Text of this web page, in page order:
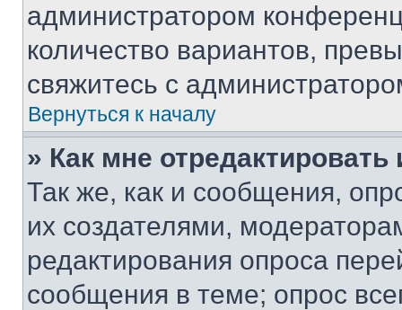
администратором
количество вариантов,
свяжитесь с
Вернуться к началу
» Как мне
Так же, как и сообщения,
их создателями,
редактирования опроса
сообщения в теме; опрос